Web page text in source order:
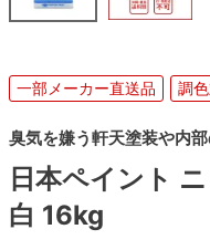
一部メーカー直送品 調
臭気を嫌う軒天塗装や内
日本ペイント
白 16kg